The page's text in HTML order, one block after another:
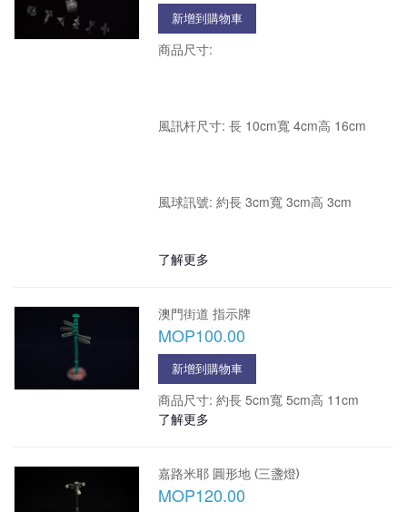
新增到購物車
商品尺寸:
風訊杆尺寸: 長 10cm寬 4cm高 16cm
風球訊號: 約長 3cm寬 3cm高 3cm
了解更多
澳門街道 指示牌
MOP100.00
新增到購物車
商品尺寸: 約長 5cm寬 5cm高 11cm
了解更多
嘉路米耶 圓形地 (三盞燈)
MOP120.00